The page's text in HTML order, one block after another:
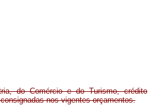
do Comércio e do Turismo, crédito
nos vigentes orçamentos.